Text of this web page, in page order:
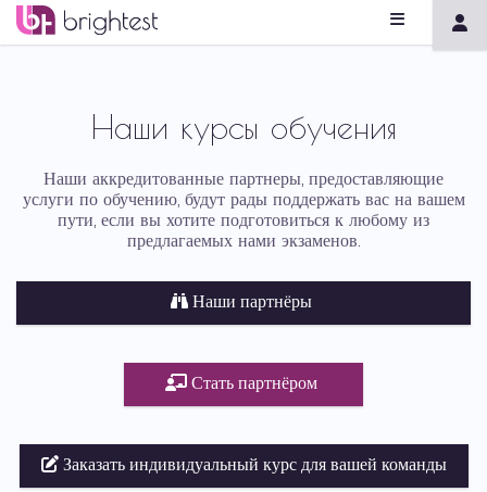
Наши курсы обучения
Наши аккредитованные партнеры, предоставляющие
услуги по обучению, будут рады поддержать вас на вашем
пути, если вы хотите подготовиться к любому из
предлагаемых нами экзаменов.
Наши партнёры
Стать партнёром
Заказать индивидуальный курс для вашей команды